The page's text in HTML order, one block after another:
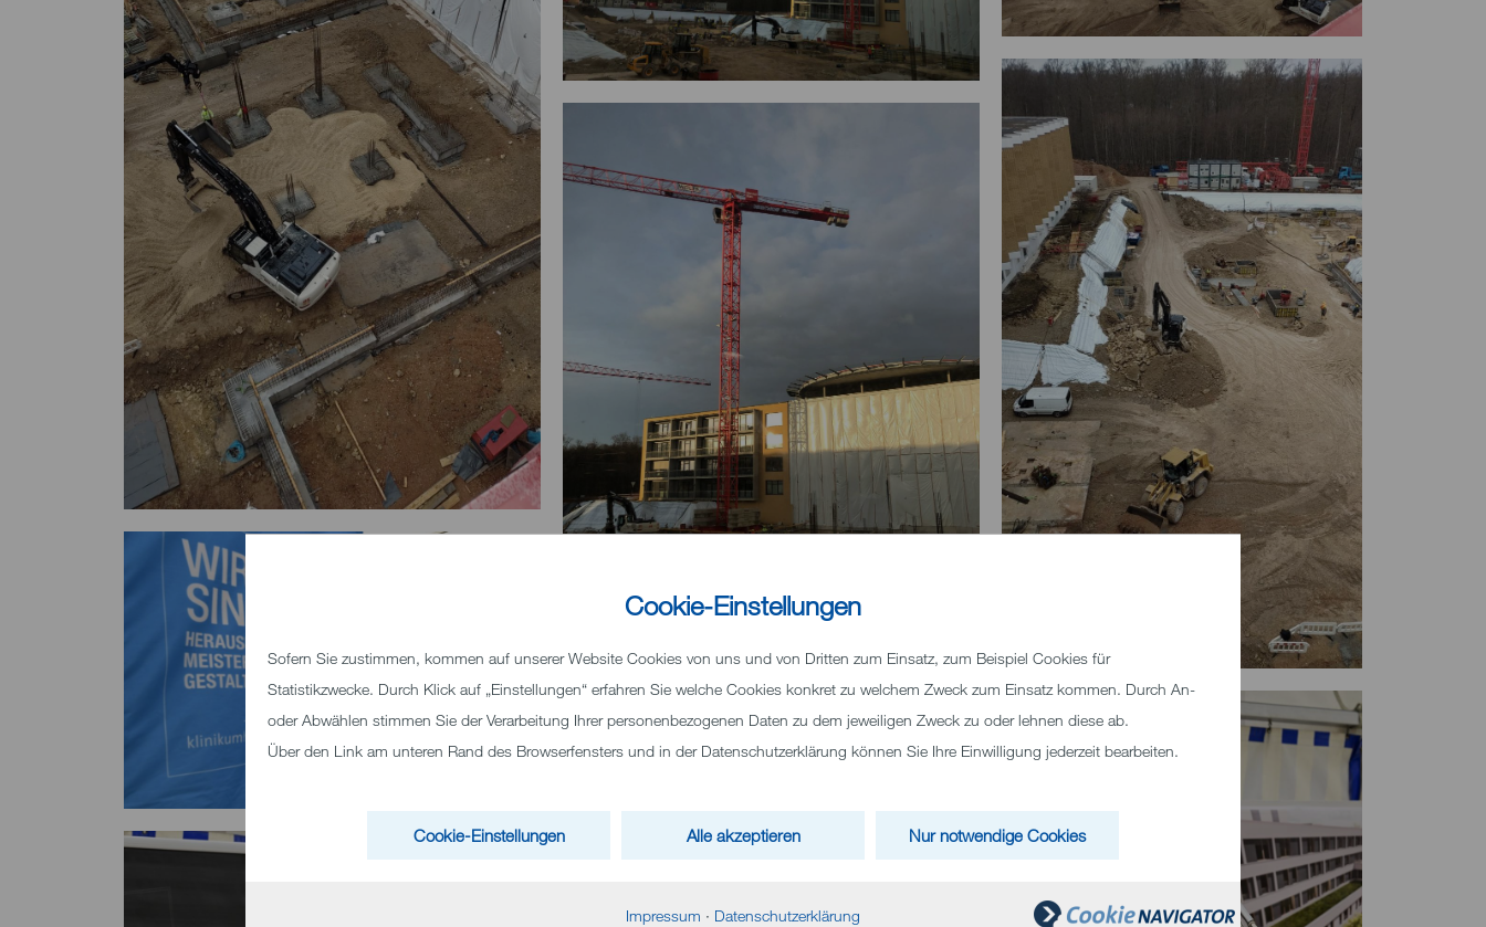
Cookie-Einstellungen
Sofern Sie zustimmen, kommen auf unserer Website Cookies von uns und von Dritten zum Einsatz, zum Beispiel Cookies für
Statistikzwecke. Durch Klick auf „Einstellungen“ erfahren Sie welche Cookies konkret zu welchem Zweck zum Einsatz kommen. Durch An-
oder Abwählen stimmen Sie der Verarbeitung Ihrer personenbezogenen Daten zu dem jeweiligen Zweck zu oder lehnen diese ab.
Über den Link am unteren Rand des Browserfensters und in der Datenschutzerklärung können Sie Ihre Einwilligung jederzeit bearbeiten.
Cookie-Einstellungen Alle akzeptieren Nur notwendige Cookies
Impressum · Datenschutzerklärung